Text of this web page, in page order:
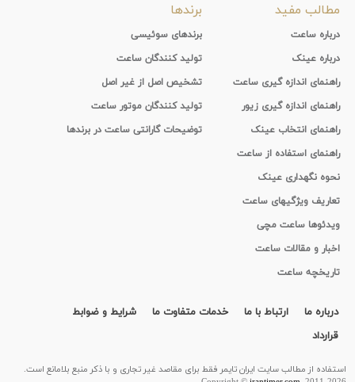
مطالب مفید
درباره ساعت
درباره عینک
راهنمای اندازه گیری ساعت
راهنمای اندازه گیری زیور
راهنمای انتخاب عینک
راهنمای استفاده از ساعت
نحوه نگهداری عینک
تعاریف ویژگیهای ساعت
ویدئوها ساعت مچی
اخبار و مقالات ساعت
تاریخچه ساعت
برندها
برندهای سوئیسی
تولید کنندگان ساعت
تشخیص اصل از غیر اصل
تولید کنندگان موتور ساعت
توضیحات گارانتی ساعت در برندها
درباره ما ارتباط با ما خدمات متفاوت ما
شرایط و ضوابط
قرارداد
استفاده از مطالب سايت ایران تایمر فقط برای مقاصد غیر تجاری و با ذکر منبع بلامانع است.